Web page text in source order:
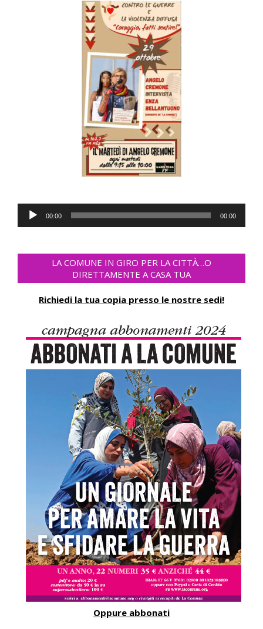
Audio
Player
00:00 00:00
LA COMUNE IN GIRO PER LA CITTÀ…O
DIRETTAMENTE A CASA TUA
Richiedi la tua copia presso le nostre sedi!
Oppure abbonati